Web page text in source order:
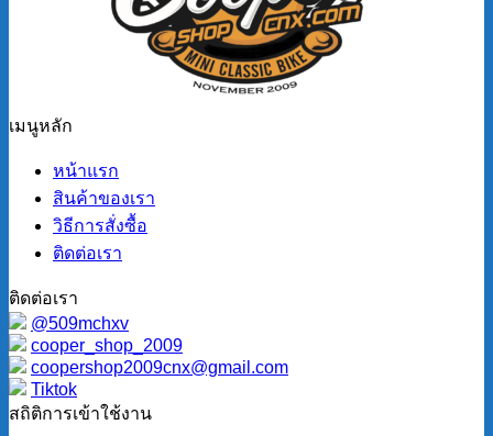
เมนูหลัก
หน้าแรก
สินค้าของเรา
วิธีการสั่งซื้อ
ติดต่อเรา
ติดต่อเรา
@509mchxv
cooper_shop_2009
coopershop2009cnx@gmail.com
Tiktok
สถิติการเข้าใช้งาน